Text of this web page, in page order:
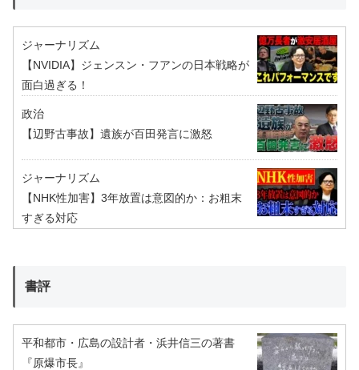
ジャーナリズム
【NVIDIA】ジェンスン・フアンの日本戦略が
面白過ぎる！
政治
【辺野古事故】遺族が百田発言に激怒
ジャーナリズム
【NHK性加害】3年放置は意図的か：お粗末
すぎる対応
書評
平和都市・広島の設計者・浜井信三の著書
『原爆市長』